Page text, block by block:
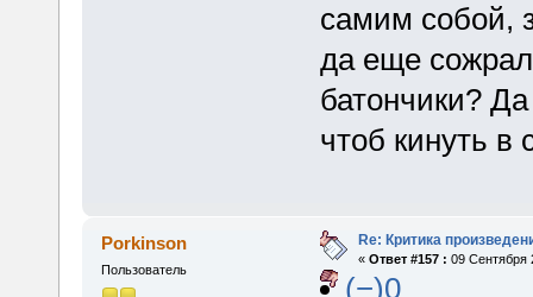
самим собой,
да еще
батончики?
чтоб кинуть в
Porkinson
Пользователь
Re: Критика
« Ответ #157 : 09 Сентября
(−)0